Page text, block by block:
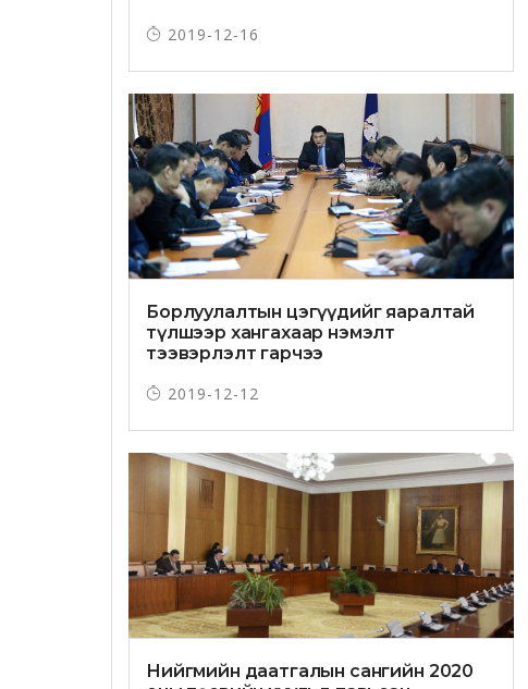
2019-12-16
Борлуулалтын цэгүүдийг яаралтай
түлшээр хангахаар нэмэлт
тээвэрлэлт гарчээ
2019-12-12
Нийгмийн даатгалын сангийн 2020